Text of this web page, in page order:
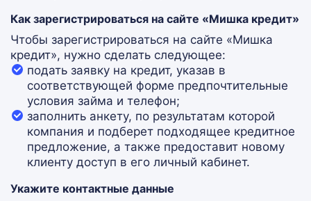
Как зарегистрироваться на сайте «Мишка кредит»
Чтобы зарегистрироваться на сайте «Мишка
кредит», нужно сделать следующее:
подать заявку на кредит, указав в
соответствующей форме предпочтительные
условия займа и телефон;
заполнить анкету, по результатам которой
компания и подберет подходящее кредитное
предложение, а также предоставит новому
клиенту доступ в его личный кабинет.
Укажите контактные данные